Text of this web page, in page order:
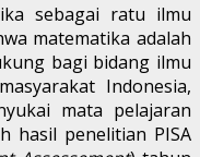
sebagai ratu ilmu
matematika adalah
bagi bidang ilmu
Indonesia,
mata pelajaran
hasil penelitian PISA